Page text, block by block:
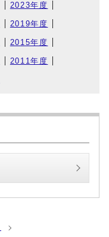
2023年度
2019年度
2015年度
2011年度